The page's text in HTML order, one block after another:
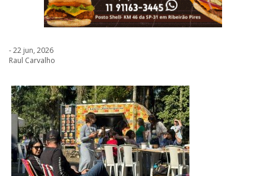
- 22 jun, 2026
Raul Carvalho